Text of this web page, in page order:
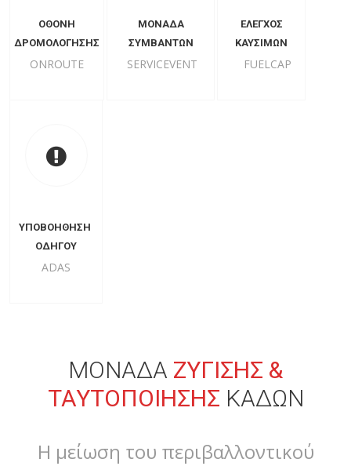
ΟΘΟΝΗ
ΔΡΟΜΟΛΟΓΗΣΗΣ
ONROUTE
ΜΟΝΑΔΑ
ΣΥΜΒΑΝΤΩΝ
SERVICEVENT
ΕΛΕΓΧΟΣ
ΚΑΥΣΙΜΩΝ
FUELCAP
ΥΠΟΒΟΗΘΗΣΗ
ΟΔΗΓΟΥ
ADAS
ΜΟΝΑΔΑ ΖΥΓΙΣΗΣ &
ΤΑΥΤΟΠΟΙΗΣΗΣ ΚΑΔΩΝ
Η μείωση του περιβαλλοντικού